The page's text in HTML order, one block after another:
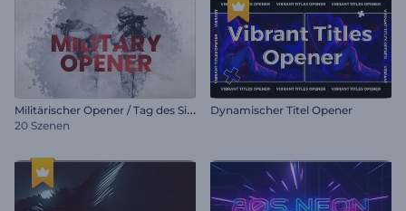
M
ilitärischer Opener / Tag des Sieges
20 Szenen
Dynamischer Titel Opener